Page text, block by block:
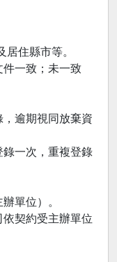
居住縣市等。
件一致；未一致
逾期視同放棄資
一次，重複登錄
單位）。
契約受主辦單位